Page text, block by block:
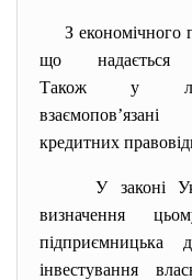
З економічного
що
Також у
кредитних
У законі
визначення
підприємницька
інвестування